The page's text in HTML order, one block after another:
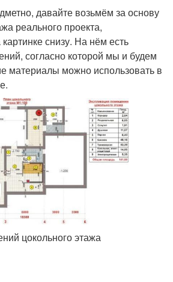
давайте возьмём за основу
реального проекта,
снизу. На нём есть
согласно которой мы и будем
материалы можно использовать в
цокольного этажа